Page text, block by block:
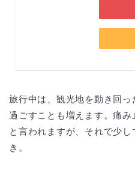
旅行中は、観光地を動き回
過ごすことも増えます。痛
と言われますが、それで少
き。